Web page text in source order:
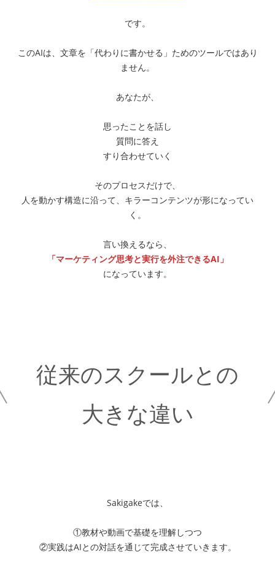
です。
このAIは、文章を「代わりに書かせる」ためのツールではあり
ません。
あなたが、
思ったことを話し
質問に答え
すり合わせていく
そのプロセスだけで、
人を動かす構造に沿って、キラーコンテンツが形になってい
く。
言い換えるなら、
「マーケティング思考と実行を外注できるAI」
になっています。
従来のスクールとの
大きな違い
Sakigakeでは、
①教材や動画で基礎を理解しつつ
②実践はAIとの対話を通じて完成させていきます。